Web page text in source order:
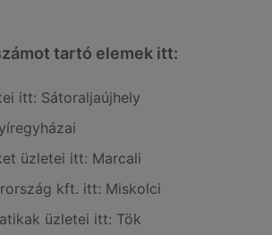
tartó elemek itt:
itt: Sátoraljaújhely
üzletei itt: Marcali
kft. itt: Miskolci
üzletei itt: Tök